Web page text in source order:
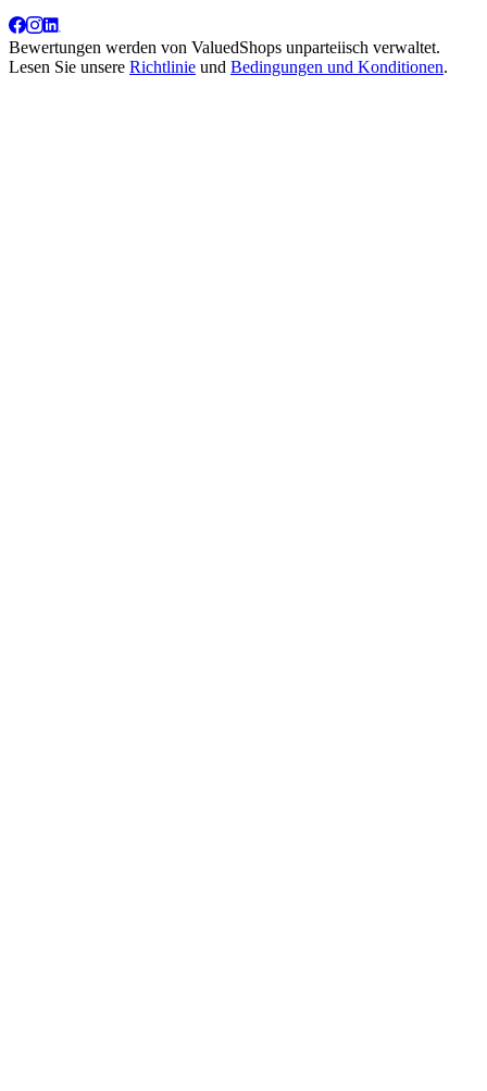
Bewertungen werden von ValuedShops unparteiisch verwaltet.
Lesen Sie unsere Richtlinie und Bedingungen und Konditionen.